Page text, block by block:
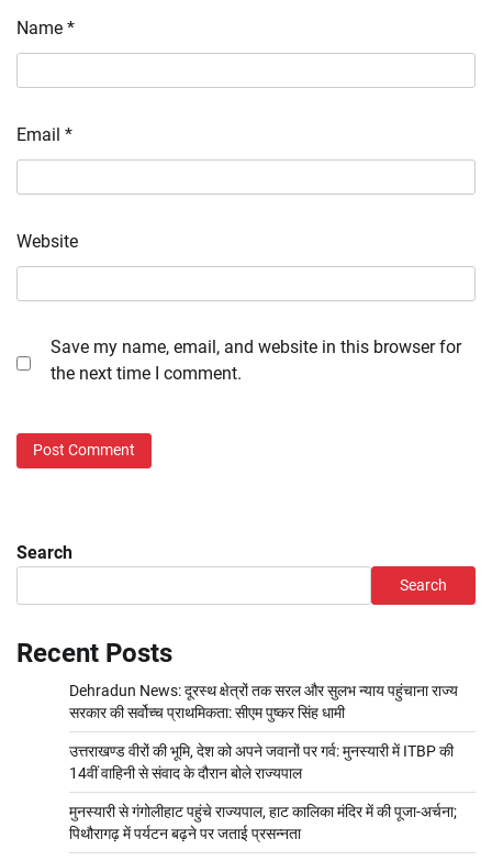
Name *
Email *
Website
Save my name, email, and website in this browser for
the next time I comment.
Search
Search
Recent Posts
Dehradun News: दूरस्थ क्षेत्रों तक सरल और सुलभ न्याय पहुंचाना राज्य
सरकार की सर्वोच्च प्राथमिकता: सीएम पुष्कर सिंह धामी
उत्तराखण्ड वीरों की भूमि, देश को अपने जवानों पर गर्व: मुनस्यारी में ITBP की
14वीं वाहिनी से संवाद के दौरान बोले राज्यपाल
मुनस्यारी से गंगोलीहाट पहुंचे राज्यपाल, हाट कालिका मंदिर में की पूजा-अर्चना;
पिथौरागढ़ में पर्यटन बढ़ने पर जताई प्रसन्नता